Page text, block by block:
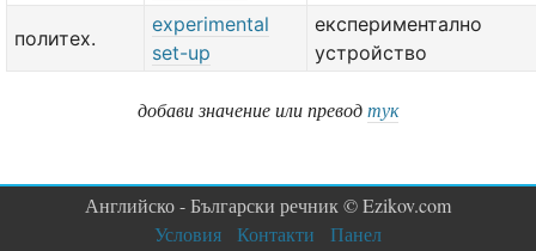
политех.
experimental
set-up
експериментално
устройство
добави значение или преводтук
Английско - Български речник © Ezikov.com
Условия
Контакти Панел